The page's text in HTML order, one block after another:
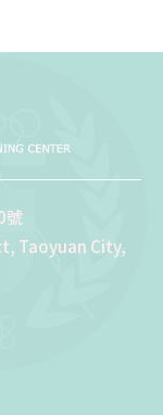
號
Taoyuan City,